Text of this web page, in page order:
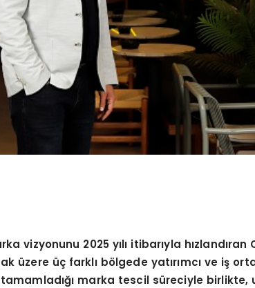
vizyonunu 2025 yılı itibarıyla
üzere üç farklı bölgede yatırımcı ve iş
marka tescil süreciyle birlikte,